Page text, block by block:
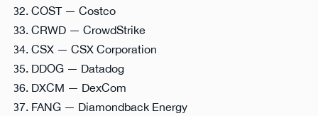
COST — Costco
CRWD — CrowdStrike
CSX — CSX Corporation
DDOG — Datadog
DXCM — DexCom
FANG — Diamondback Energy